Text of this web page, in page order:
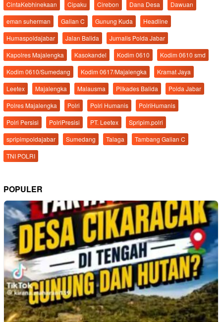
CintaKebhinekaan Cipaku Cirebon Dana Desa
Dawuan
eman suherman
Galian C Gunung Kuda
Headline
Humaspoldajabar
Jalan Balida
Jurnalis Polda Jabar
Kapolres Majalengka
Kasokandel Kodim 0610
Kodim 0610 smd
Kodim 0610/Sumedang
Kodim 0617/Majalengka
Kramat Jaya
Leetex
Majalengka Malausma Pilkades Balida
Polda Jabar
Polres Majalengka
Polri Polri Humanis
PolriHumanis
Polri Persisi
PolriPresisi PT. Leetex
Spripim.polri
spripimpoldajabar
Sumedang Talaga
Tambang Galian C
TNI POLRI
POPULER